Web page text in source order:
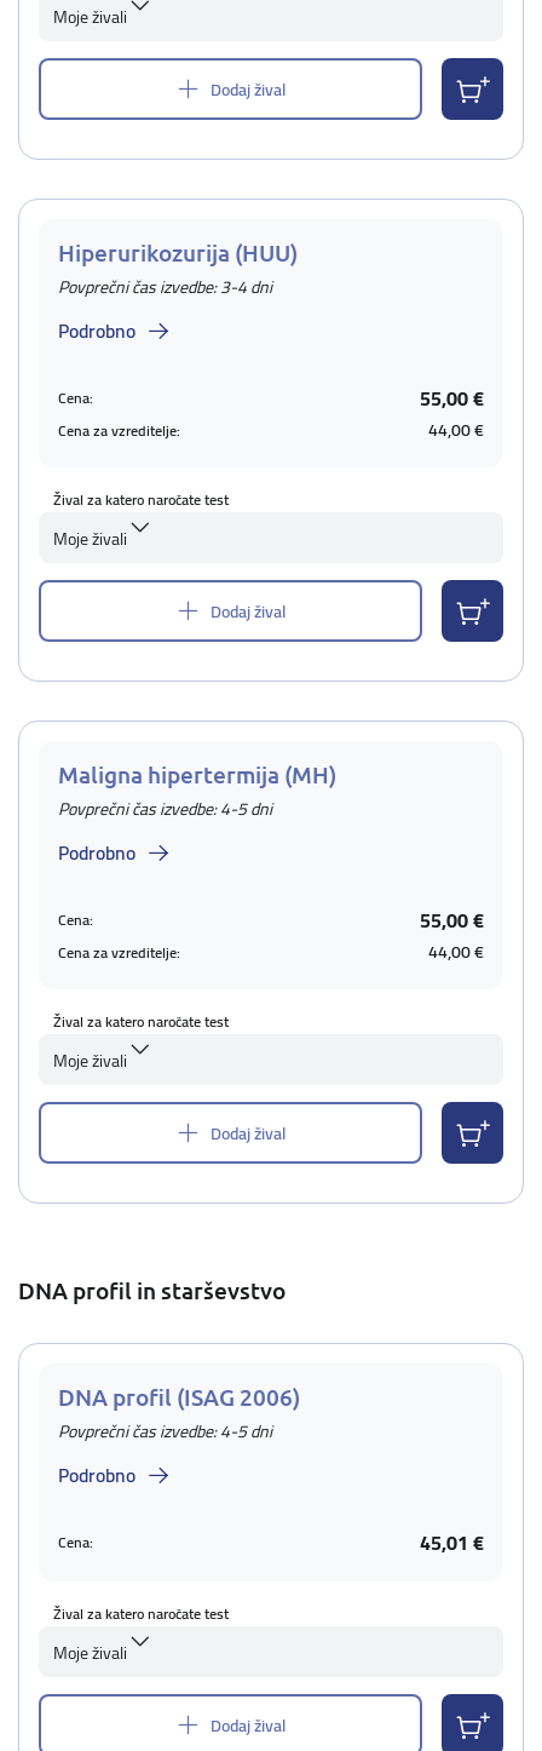
Moje živali
Dodaj žival
Hiperurikozurija (HUU)
Povprečni čas izvedbe: 3-4 dni
Podrobno
Cena: 55,00 €
Cena za vzreditelje: 44,00 €
Žival za katero naročate test
Moje živali
Dodaj žival
Maligna hipertermija (MH)
Povprečni čas izvedbe: 4-5 dni
Podrobno
Cena: 55,00 €
Cena za vzreditelje: 44,00 €
Žival za katero naročate test
Moje živali
Dodaj žival
DNA profil in starševstvo
DNA profil (ISAG 2006)
Povprečni čas izvedbe: 4-5 dni
Podrobno
Cena: 45,01 €
Žival za katero naročate test
Moje živali
Dodaj žival